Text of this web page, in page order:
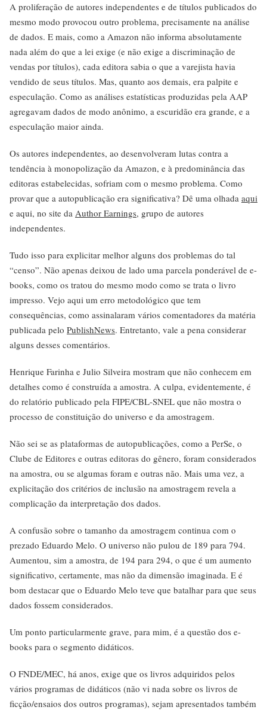
A proliferação de autores independentes e de títulos publicados do
mesmo modo provocou outro problema, precisamente na análise
de dados. E mais, como a Amazon não informa absolutamente
nada além do que a lei exige (e não exige a discriminação de
vendas por títulos), cada editora sabia o que a varejista havia
vendido de seus títulos. Mas, quanto aos demais, era palpite e
especulação. Como as análises estatísticas produzidas pela AAP
agregavam dados de modo anônimo, a escuridão era grande, e a
especulação maior ainda.
Os autores independentes, ao desenvolveram lutas contra a
tendência à monopolização da Amazon, e à predominância das
editoras estabelecidas, sofriam com o mesmo problema. Como
provar que a autopublicação era significativa? Dê uma olhada aqui
e aqui, no site da Author Earnings, grupo de autores
independentes.
Tudo isso para explicitar melhor alguns dos problemas do tal
“censo”. Não apenas deixou de lado uma parcela ponderável de e-
books, como os tratou do mesmo modo como se trata o livro
impresso. Vejo aqui um erro metodológico que tem
consequências, como assinalaram vários comentadores da matéria
publicada pelo PublishNews. Entretanto, vale a pena considerar
alguns desses comentários.
Henrique Farinha e Julio Silveira mostram que não conhecem em
detalhes como é construída a amostra. A culpa, evidentemente, é
do relatório publicado pela FIPE/CBL-SNEL que não mostra o
processo de constituição do universo e da amostragem.
Não sei se as plataformas de autopublicações, como a PerSe, o
Clube de Editores e outras editoras do gênero, foram considerados
na amostra, ou se algumas foram e outras não. Mais uma vez, a
explicitação dos critérios de inclusão na amostragem revela a
complicação da interpretação dos dados.
A confusão sobre o tamanho da amostragem continua com o
prezado Eduardo Melo. O universo não pulou de 189 para 794.
Aumentou, sim a amostra, de 194 para 294, o que é um aumento
significativo, certamente, mas não da dimensão imaginada. E é
bom destacar que o Eduardo Melo teve que batalhar para que seus
dados fossem considerados.
Um ponto particularmente grave, para mim, é a questão dos e-
books para o segmento didáticos.
O FNDE/MEC, há anos, exige que os livros adquiridos pelos
vários programas de didáticos (não vi nada sobre os livros de
ficção/ensaios dos outros programas), sejam apresentados também